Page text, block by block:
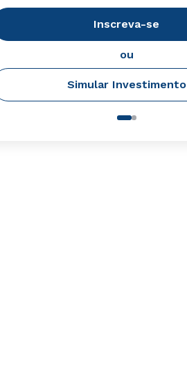
Inscreva-se
ou
Simular Investimento